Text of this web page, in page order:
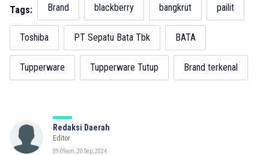
Tags: Brand blackberry bangkrut pailit
Toshiba PT Sepatu Bata Tbk BATA
Tupperware Tupperware Tutup Brand terkenal
Redaksi Daerah
Editor
09:09am, 20 Sep, 2024